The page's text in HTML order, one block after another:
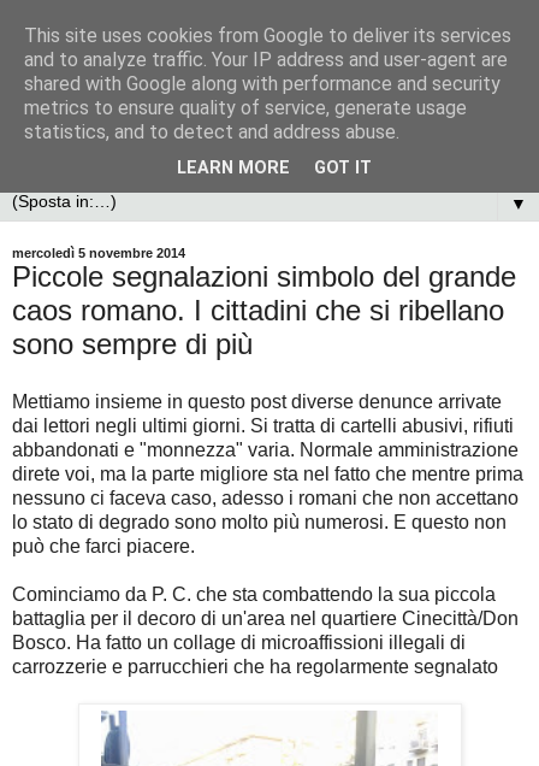
▼
mercoledì 5 novembre 2014
Piccole segnalazioni simbolo del grande
caos romano. I cittadini che si ribellano
sono sempre di più
Mettiamo insieme in questo post diverse denunce arrivate
dai lettori negli ultimi giorni. Si tratta di cartelli abusivi, rifiuti
abbandonati e "monnezza" varia. Normale amministrazione
direte voi, ma la parte migliore sta nel fatto che mentre prima
nessuno ci faceva caso, adesso i romani che non accettano
lo stato di degrado sono molto più numerosi. E questo non
può che farci piacere.
Cominciamo da P. C. che sta combattendo la sua piccola
battaglia per il decoro di un'area nel quartiere Cinecittà/Don
Bosco. Ha fatto un collage di microaffissioni illegali di
carrozzerie e parrucchieri che ha regolarmente segnalato
This site uses cookies from Google to deliver its services
and to analyze traffic. Your IP address and user-agent are
shared with Google along with performance and security
metrics to ensure quality of service, generate usage
statistics, and to detect and address abuse.
LEARN MORE GOT IT